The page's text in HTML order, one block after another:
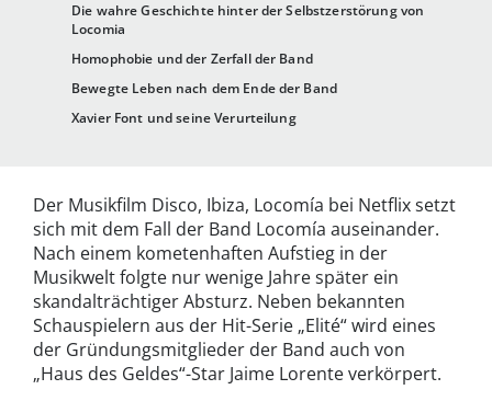
Die wahre Geschichte hinter der Selbstzerstörung von
Locomia
Homophobie und der Zerfall der Band
Bewegte Leben nach dem Ende der Band
Xavier Font und seine Verurteilung
Der Musikfilm Disco, Ibiza, Locomía bei Netflix setzt
sich mit dem Fall der Band Locomía auseinander.
Nach einem kometenhaften Aufstieg in der
Musikwelt folgte nur wenige Jahre später ein
skandalträchtiger Absturz. Neben bekannten
Schauspielern aus der Hit-Serie „Elité“ wird eines
der Gründungsmitglieder der Band auch von
„Haus des Geldes“-Star Jaime Lorente verkörpert.